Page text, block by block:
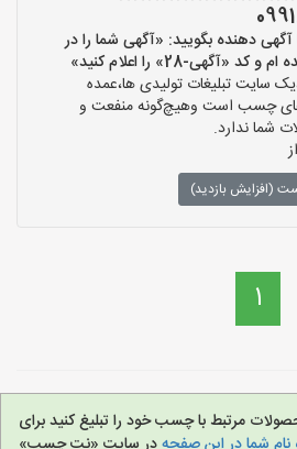
دهنده بگویید: «آگهی شما را در
28» را اعلام کنید»
تبلیغات تولیدی ها،عمده
چسب است وهیچ‌گونه منفعت و
شما ندارد.
(افزایش بازدید)
1
مرتبط با چسب خود را تبلیغ کنید برای